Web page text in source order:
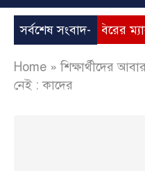
সর্বশেষ সংবাদ-
ছাত্রশিবিরের ম্যারাথন
Home »শিক্ষার্থীদের
নেই : কাদের